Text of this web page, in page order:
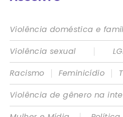
Violência doméstica e
Violência sexual
|
Racismo
| Feminicídio |
Violência de gênero na